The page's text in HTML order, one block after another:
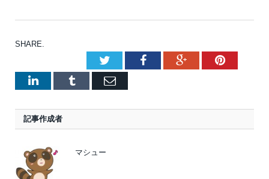
SHARE.
TwitterFacebookGoogle+
LinkedInTumblr Email
記事作成者
マシュー